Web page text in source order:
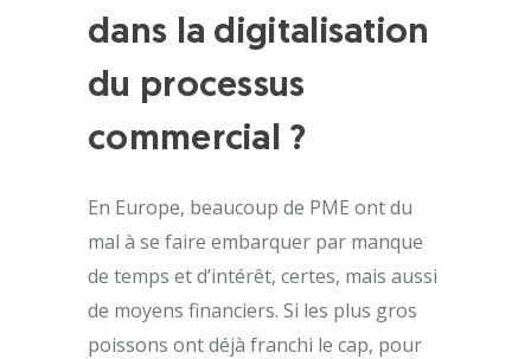
dans la digitalisation
du processus
commercial ?
En Europe, beaucoup de PME ont du
mal à se faire embarquer par manque
de temps et d’intérêt, certes, mais aussi
de moyens financiers. Si les plus gros
poissons ont déjà franchi le cap, pour